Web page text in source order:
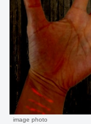
image photo